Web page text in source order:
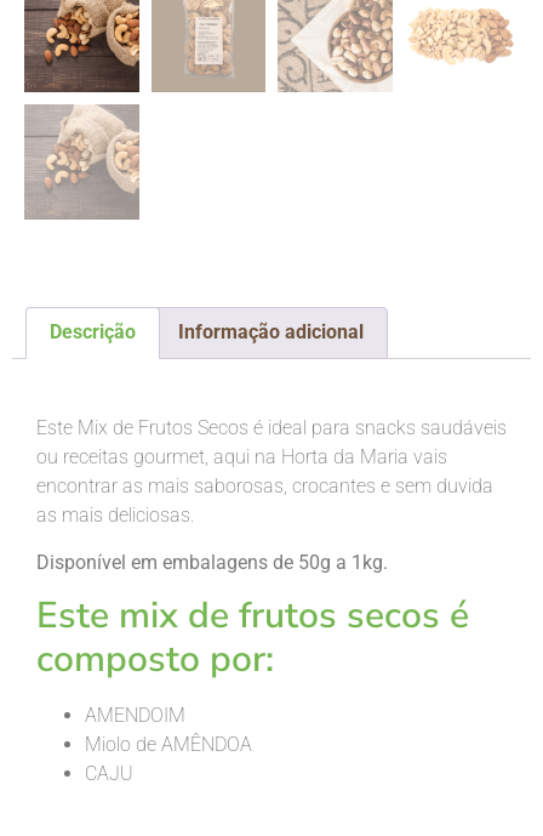
Descrição Informação adicional
Este Mix de Frutos Secos é ideal para snacks saudáveis
ou receitas gourmet, aqui na Horta da Maria vais
encontrar as mais saborosas, crocantes e sem duvida
as mais deliciosas.
Disponível em embalagens de 50g a 1kg.
Este mix de frutos secos é
composto por:
AMENDOIM
Miolo de AMÊNDOA
CAJU